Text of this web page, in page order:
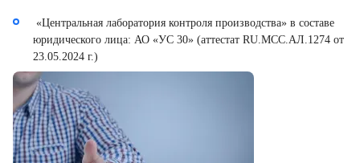
«Центральная лаборатория контроля производства» в составе
юридического лица: АО «УС 30» (аттестат RU.MCC.АЛ.1274 от
23.05.2024 г.)